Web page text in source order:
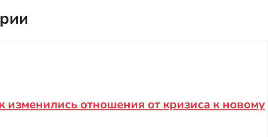
изменились отношения от кризиса к новому